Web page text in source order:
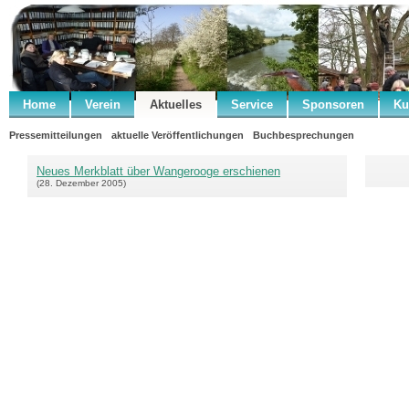
Home Verein Aktuelles Service Sponsoren
Pressemitteilungen aktuelle Veröffentlichungen Buchbesprechungen
Neues Merkblatt über Wangerooge erschienen
(28. Dezember 2005)